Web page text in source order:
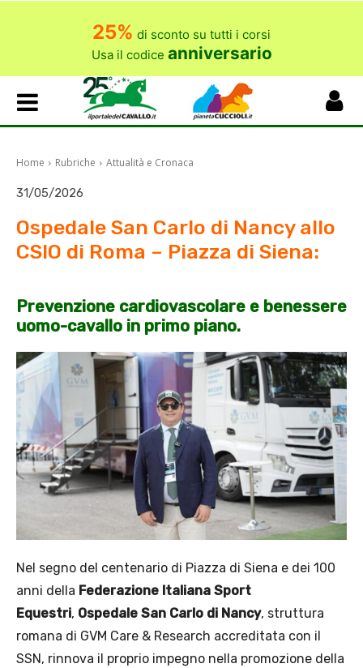
25% di sconto su tutti i corsi
Usa il codice anniversario
Home Rubriche Attualità e Cronaca
31/05/2026
Ospedale San Carlo di Nancy allo
CSIO di Roma – Piazza di Siena:
Prevenzione cardiovascolare e benessere
uomo-cavallo in primo piano.
Nel segno del centenario di Piazza di Siena e dei 100
anni della Federazione Italiana Sport
Equestri, Ospedale San Carlo di Nancy, struttura
romana di GVM Care & Research accreditata con il
SSN, rinnova il proprio impegno nella promozione della